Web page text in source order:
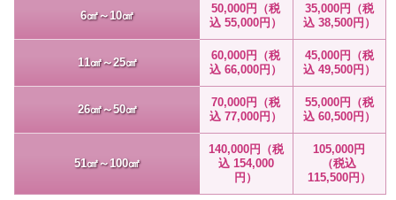
6㎠～10㎠
50,000円（税
込 55,000円）
35,000円（税
込 38,500円）
11㎠～25㎠
60,000円（税
込 66,000円）
45,000円（税
込 49,500円）
26㎠～50㎠
70,000円（税
込 77,000円）
55,000円（税
込 60,500円）
51㎠～100㎠
140,000円（税
込 154,000
円）
105,000円
（税込
115,500円）